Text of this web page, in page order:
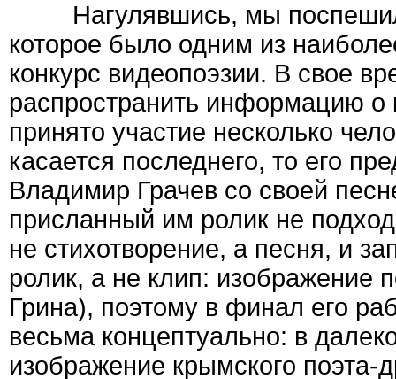
Нагулявшись, мы
которое было одним из
конкурс видеопоэзии. В свое
распространить информацию о
принято участие несколько
касается последнего, то его
Владимир Грачев со своей
присланный им ролик не
не стихотворение, а песня, и
ролик, а не клип: изображение
Грина), поэтому в финал его
весьма концептуально: в
изображение крымского